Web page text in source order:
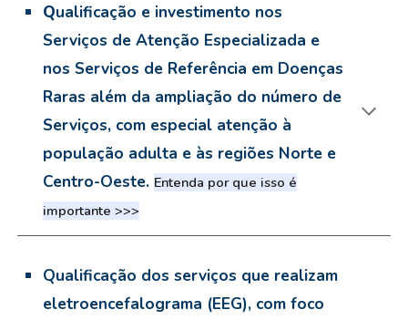
Qualificação e investimento nos
Serviços de Atenção Especializada e
nos Serviços de Referência em Doenças
Raras além da ampliação do número de
Serviços, com especial atenção à
população adulta e às regiões Norte e
Centro-Oeste. Entenda por que isso é
importante >>>
Qualificação dos serviços que realizam
eletroencefalograma (EEG), com foco